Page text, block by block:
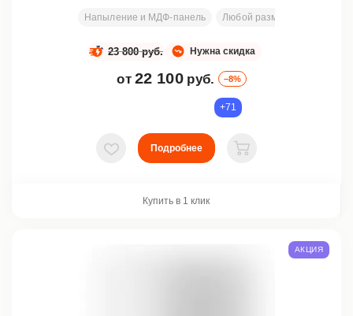
Напыление и МДФ-панель Любой размер
Нужна скидка
23 800 руб.
от 22 100 руб. –8%
+71
В избранное
Подробнее
В корзину
Купить в 1 клик
АКЦИЯ